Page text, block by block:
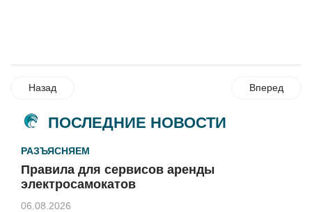
Назад Вперед
ПОСЛЕДНИЕ НОВОСТИ
РАЗЪЯСНЯЕМ
Правила для сервисов аренды
электросамокатов
06.08.2026